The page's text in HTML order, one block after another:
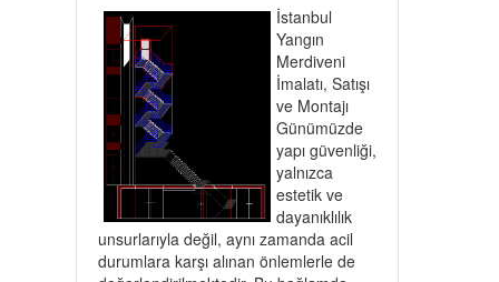
İstanbul
Yangın
Merdiveni
İmalatı, Satışı
ve Montajı
Günümüzde
yapı güvenliği,
yalnızca
estetik ve
dayanıklılık
unsurlarıyla değil, aynı zamanda acil
durumlara karşı alınan önlemlerle de